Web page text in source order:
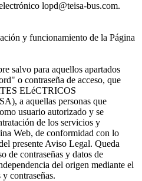
lopd@teisa-bus.com.
y funcionamiento de la Página
salvo para aquellos apartados
o contraseña de acceso, que
ELéCTRICOS
a aquellas personas que
usuario autorizado y se
de los servicios y
Web, de conformidad con lo
presente Aviso Legal. Queda
de contraseñas y datos de
del origen mediante el
contraseñas.